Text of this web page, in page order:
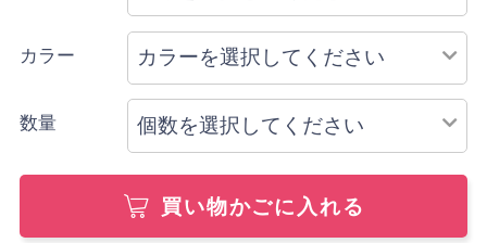
カラー
数量
買い物かごに入れる